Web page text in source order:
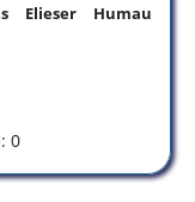
Elieser Humau
0